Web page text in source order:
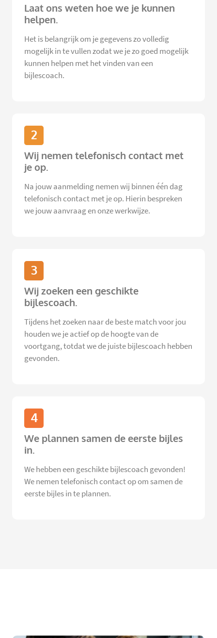
Laat ons weten hoe we je kunnen
helpen.
Het is belangrijk om je gegevens zo volledig
mogelijk in te vullen zodat we je zo goed mogelijk
kunnen helpen met het vinden van een
bijlescoach.
2
Wij nemen telefonisch contact met
je op.
Na jouw aanmelding nemen wij binnen één dag
telefonisch contact met je op. Hierin bespreken
we jouw aanvraag en onze werkwijze.
3
Wij zoeken een geschikte
bijlescoach.
Tijdens het zoeken naar de beste match voor jou
houden we je actief op de hoogte van de
voortgang, totdat we de juiste bijlescoach hebben
gevonden.
4
We plannen samen de eerste bijles
in.
We hebben een geschikte bijlescoach gevonden!
We nemen telefonisch contact op om samen de
eerste bijles in te plannen.